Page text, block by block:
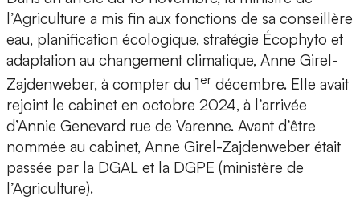
l’Agriculture a mis fin aux fonctions de sa conseillère
eau, planification écologique, stratégie Écophyto et
adaptation au changement climatique, Anne Girel-
Zajdenweber, à compter du 1er décembre. Elle avait
rejoint le cabinet en octobre 2024, à l’arrivée
d’Annie Genevard rue de Varenne. Avant d’être
nommée au cabinet, Anne Girel-Zajdenweber était
passée par la DGAL et la DGPE (ministère de
l’Agriculture).